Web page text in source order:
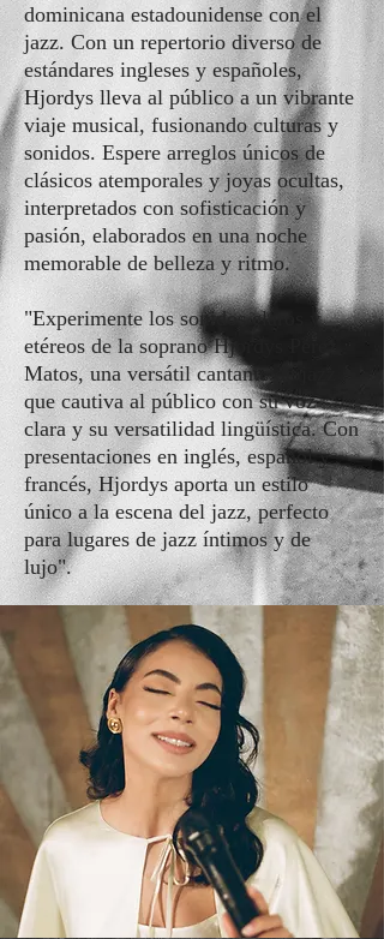
dominicana estadounidense con el
jazz. Con un repertorio diverso de
estándares ingleses y españoles,
Hjordys lleva al público a un vibrante
viaje musical, fusionando culturas y
sonidos. Espere arreglos únicos de
clásicos atemporales y joyas ocultas,
interpretados con sofisticación y
pasión, elaborados en una noche
memorable de belleza y ritmo.
"Experimente los sonidos claros y
etéreos de la soprano Hjordys Pérez
Matos, una versátil cantante de jazz
que cautiva al público con su voz
clara y su versatilidad lingüística. Con
presentaciones en inglés, español y
francés, Hjordys aporta un estilo
único a la escena del jazz, perfecto
para lugares de jazz íntimos y de
lujo".